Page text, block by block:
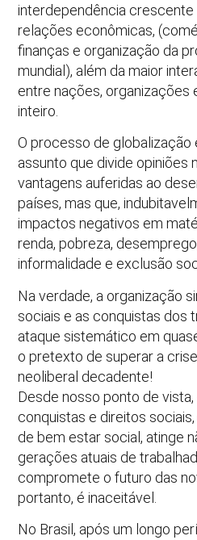
interdependência crescente
relações econômicas,
finanças e organização da
mundial), além da maior
entre nações, organizações
inteiro.
O processo de globalização
assunto que divide opiniões
vantagens auferidas ao
países, mas que,
impactos negativos em
renda, pobreza,
informalidade e exclusão
Na verdade, a organização
sociais e as conquistas dos
ataque sistemático em
o pretexto de superar a
neoliberal decadente!
Desde nosso ponto de
conquistas e direitos
de bem estar social, atinge
gerações atuais de
compromete o futuro das
portanto, é inaceitável.
No Brasil, após um longo